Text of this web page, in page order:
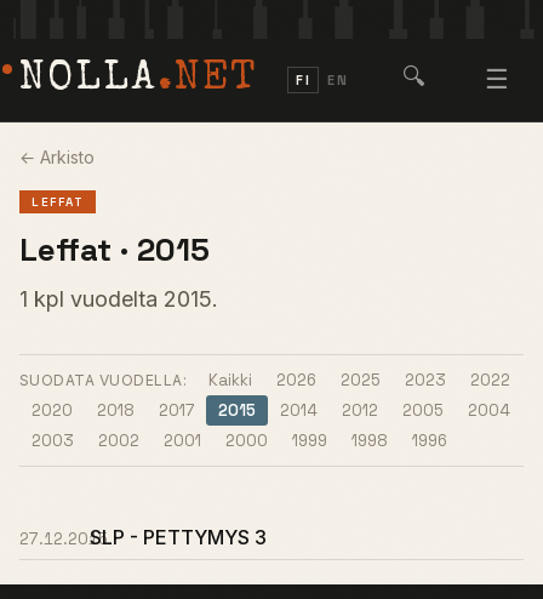
NOLLA.NET FI EN 🔍 ☰
← Arkisto
LEFFAT
Leffat · 2015
1 kpl vuodelta 2015.
SUODATA VUODELLA: Kaikki 2026 2025 2023
2022
2020
2018 2017 2015 2014 2012 2005
2004
2003
2002 2001 2000 1999 1998 1996
27.12.2015SLP - PETTYMYS 3